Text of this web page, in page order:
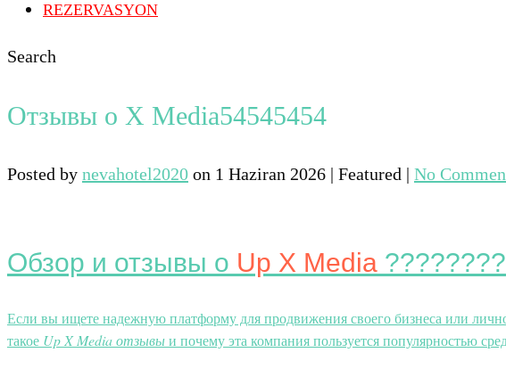
REZERVASYON
Search
Отзывы о X Media54545454
Posted by nevahotel2020 on 1 Haziran 2026 | Featured | No
Обзор и отзывы о Up X Media ????????
Если вы ищете надежную платформу для продвижения своего бизнеса или
такое Up X Media отзывыи почему эта компания пользуется популярностью